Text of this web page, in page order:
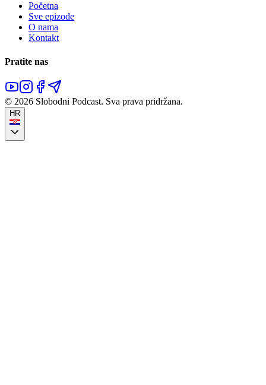
Početna
Sve epizode
O nama
Kontakt
Pratite nas
© 2026 Slobodni Podcast. Sva prava pridržana.
HR